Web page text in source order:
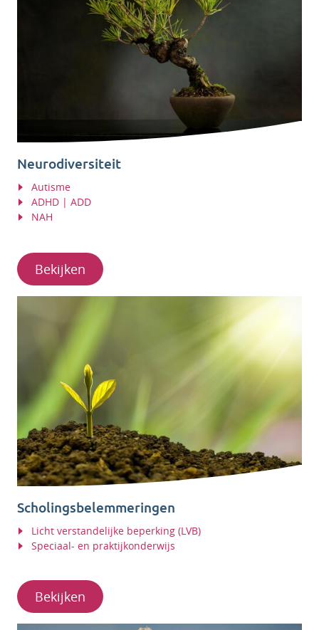
Neurodiversiteit
Autisme
ADHD | ADD
NAH
Bekijken
Scholingsbelemmeringen
Licht verstandelijke beperking (LVB)
Speciaal- en praktijkonderwijs
Bekijken